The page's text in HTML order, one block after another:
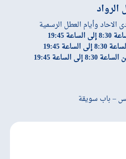
الاحاد وأيام العطل الرسمية
19:45
الساعة 19:45
8:30 إلى الساعة 19:45